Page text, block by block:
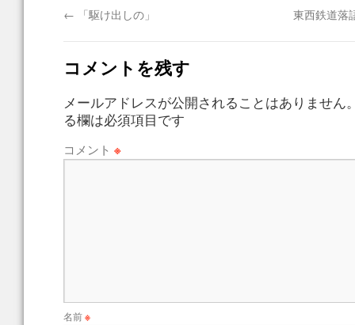
← 「駆け出しの」 東西鉄道落
コメントを残す
メールアドレスが公開されることはありません
る欄は必須項目です
コメント ※
名前※